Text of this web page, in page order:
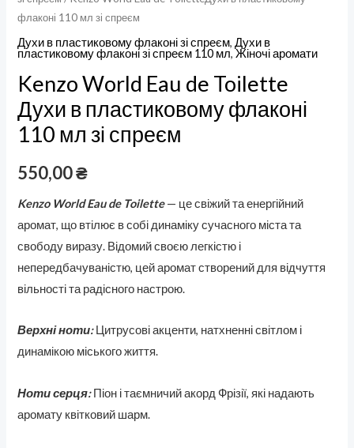
флаконі 110 мл зі спреєм
Духи в пластиковому флаконі зі спреєм,Духи в
пластиковому флаконі зі спреєм 110 мл,Жіночі аромати
Kenzo World Eau de Toilette
Духи в пластиковому флаконі
110 мл зі спреєм
550,00₴
Kenzo World Eau de Toilette— це свіжий та енергійний
аромат, що втілює в собі динаміку сучасного міста та
свободу виразу. Відомий своєю легкістю і
непередбачуваністю, цей аромат створений для відчуття
вільності та радісного настрою.
Верхні ноти:Цитрусові акценти, натхненні світлом і
динамікою міського життя.
Ноти серця:Піон і таємничий акорд Фрізії, які надають
аромату квітковий шарм.